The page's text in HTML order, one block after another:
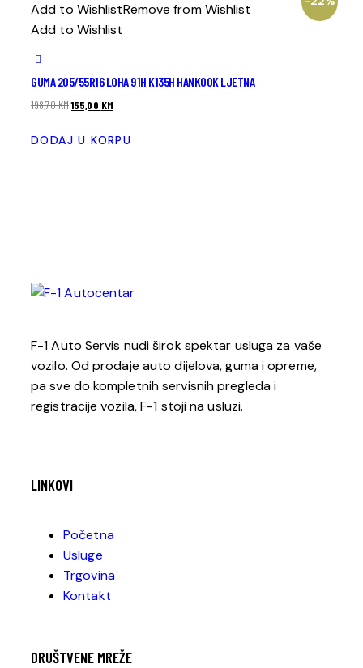
Add to WishlistRemove from Wishlist
Add to Wishlist
GUMA 205/55R16 LOHA 91H K135H HANKOOK LJETNA
198,70KM155,00 KM
DODAJ U KORPU
F-1 Auto Servis nudi širok spektar usluga za vaše
vozilo. Od prodaje auto dijelova, guma i opreme,
pa sve do kompletnih servisnih pregleda i
registracije vozila, F-1 stoji na usluzi.
LINKOVI
Početna
Usluge
Trgovina
Kontakt
DRUŠTVENE MREŽE